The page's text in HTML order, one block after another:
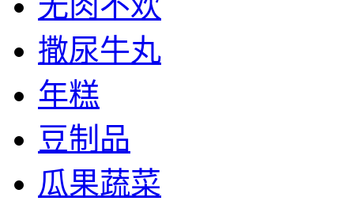
撒尿牛丸
年糕
豆制品
瓜果蔬菜